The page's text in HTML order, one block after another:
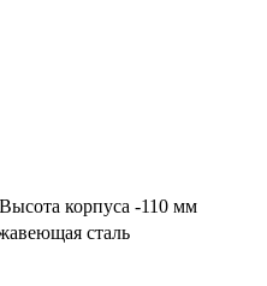
корпуса -110 мм
сталь